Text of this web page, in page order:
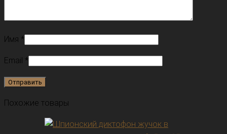
Имя *
Email *
Похожие товары